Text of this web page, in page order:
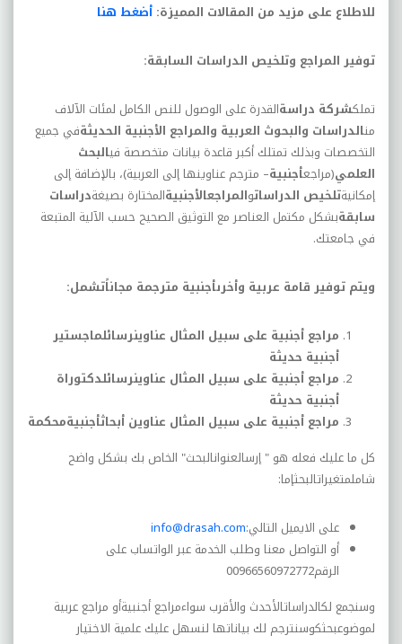
للاطلاع على مزيد من المقالات المميزة: أضغط هنا
توفير المراجع وتلخيص الدراسات السابقة:
تملكشركة دراسةالقدرة على الوصول للنص الكامل لمئات الآلاف
منالدراسات والبحوث العربية والمراجع الأجنبية الحديثةفي جميع
التخصصات وبذلك تمتلك أكبر قاعدة بيانات متخصصة فيالبحث
العلمي(مراجعأجنبية– مترجم عناوينها إلى العربية)، بالإضافة إلى
إمكانيةتلخيص الدراساتوالمراجعالأجنبيةالمختارة بصيغةدراسات
سابقةبشكل مكتمل العناصر مع التوثيق الصحيح حسب الآلية المتبعة
في جامعتك.
ويتم توفير قامة عربية وأخرىأجنبية مترجمة مجاناًتشمل:
مراجع أجنبية على سبيل المثال عناوينرسائلماجستير
أجنبية حديثة
مراجع أجنبية على سبيل المثال عناوينرسائلدكتوراة
أجنبية حديثة
مراجع أجنبية على سبيل المثال عناوين أبحاثأجنبيةمحكمة
كل ما عليك فعله هو " إرسالعنوانالبحث" الخاص بك بشكل واضح
شاملمتغيراتالبحثإما:
على الايميل التالي:
info@drasah.com
أو التواصل معنا وطلب الخدمة عبر الواتساب على
الرقم00966560972772
وسنجمع لكالدراساتالأحدث والأقرب سواءمراجع أجنبيةأو مراجع عربية
لموضوعبحثكوسنترجم لك بياناتها لنسهل عليك علمية الاختيار